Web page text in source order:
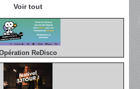
Voir tout
ReDisco